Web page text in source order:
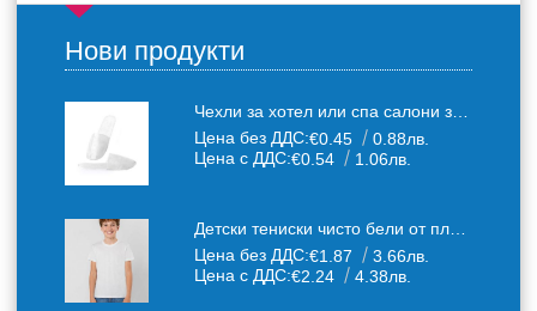
Нови продукти
Цена без ДДС:€0.45
0.88лв.
Цена с ДДС:€0.54 1.06лв.
Цена без ДДС:€1.87
3.66лв.
Цена с ДДС:€2.24 4.38лв.